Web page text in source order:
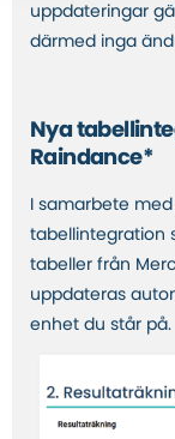
uppdateringar
därmed inga
Nya
Raindance*
I samarbete
tabellintegration
tabeller från
uppdateras
enhet du står på.